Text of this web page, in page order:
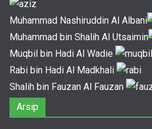
Muhammad Nashiruddin Al Albani
Muhammad bin Shalih Al Utsaimin
Muqbil bin Hadi Al Wadie
Rabi bin Hadi Al Madkhali
Shalih bin Fauzan Al Fauzan
Arsip